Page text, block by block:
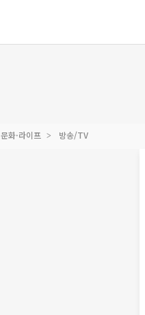
문화·라이프 방송/TV